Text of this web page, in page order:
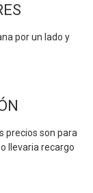
por un lado y
precios son para
llevaria recargo